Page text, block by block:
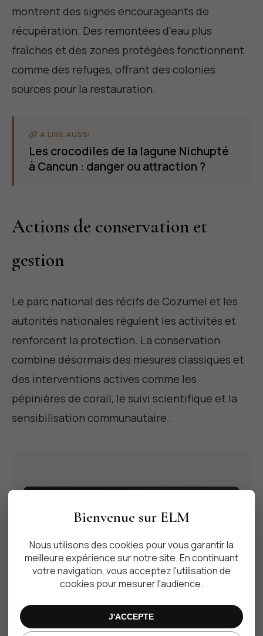
montrent des signes encourageants de
récupération. Des remontées d'eau plus
fraîches et des zones protégées fonctionnent
comme des refuges, offrant des colonies
sources pour la restauration.
À LIRE AUSSI
Les crocodiles de la lagune Nichupté
à Cancun : danger ou attraction ?
Actions de conservation et
gestion
Le parc national des récifs de Cozumel et les
autorités nationales régulent les activités et
renforcent la protection. La conservation
combine désormais des mesures classiques et
des interventions actives comme les
pépinières de corail, le suivi scientifique et la
sensibilisation communautaire.
Vous recherchez un
logement sur Tulum ?
Découvrez notre sélection de logements exclusifs
louables à la semaine, au mois ou en longue
durée.
VOIR LES LOGEMENTS
Bienvenue sur ELM
Nous utilisons des cookies pour vous garantir la
meilleure expérience sur notre site. En continuant
votre navigation, vous acceptez l'utilisation de
cookies pour mesurer l'audience.
J'ACCEPTE